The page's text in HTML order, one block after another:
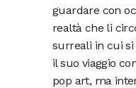
guardare con
realtà che li
surreali in cui si
il suo viaggio
pop art, ma